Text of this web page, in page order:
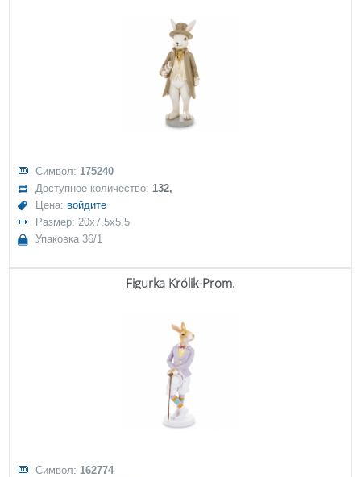
Символ: 175240
Доступное количество:132,
Цена: войдите
Размер: 20x7,5x5,5
Упаковка 36/1
Figurka Królik-Prom.
Символ: 162774